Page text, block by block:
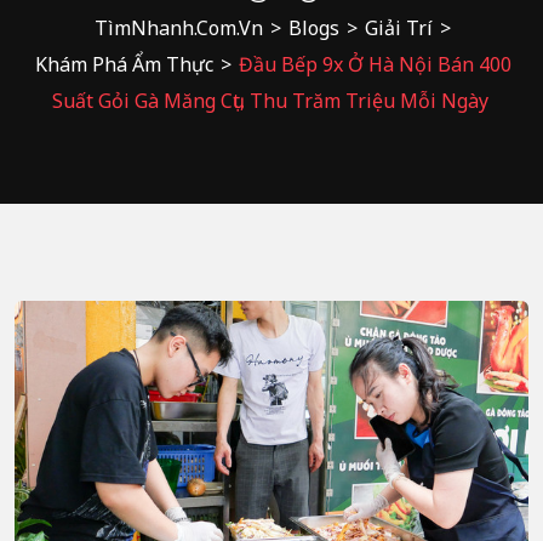
TìmNhanh.Com.Vn > Blogs > Giải Trí >
Khám Phá Ẩm Thực > Đầu Bếp 9x Ở Hà Nội Bán 400
Suất Gỏi Gà Măng Cụt, Thu Trăm Triệu Mỗi Ngày